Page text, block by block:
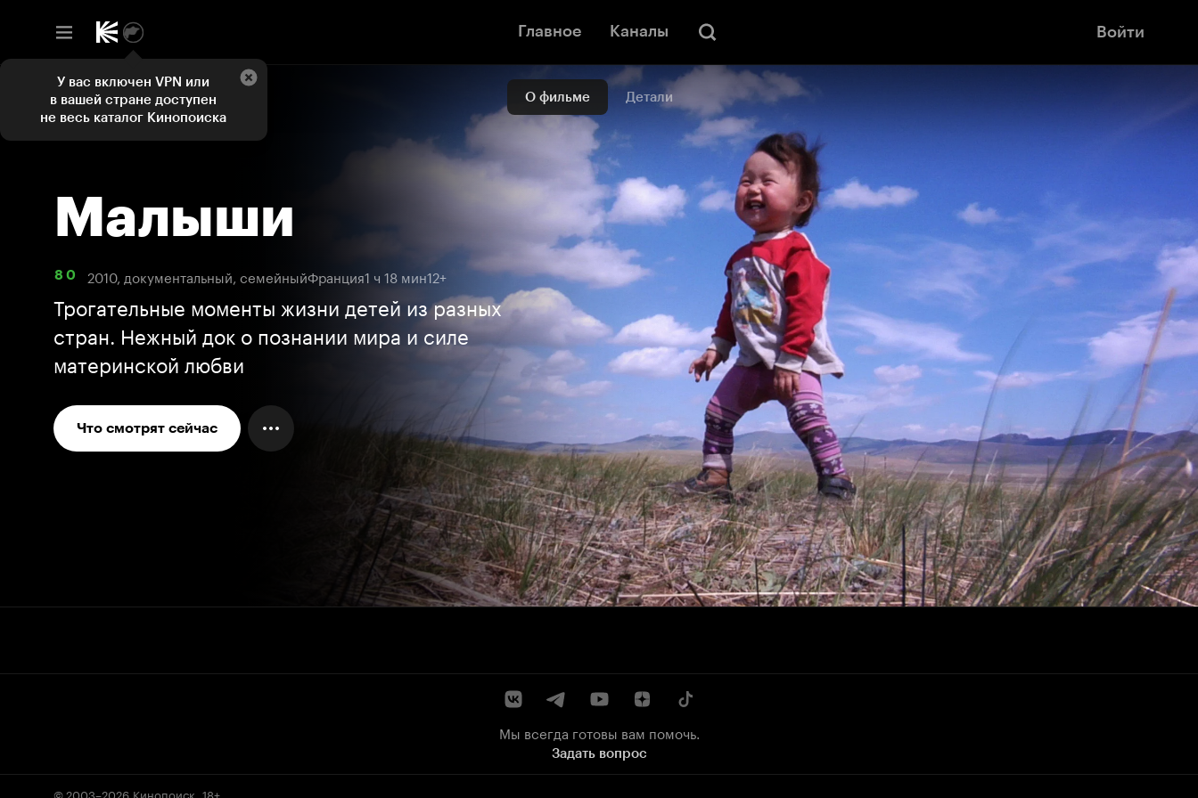
Главное Каналы Войти
О фильме Детали
Малыши
8 0 2010, документальный, семейныйФранция1 ч 18 мин12+
Трогательные моменты жизни детей из разных
стран. Нежный док о познании мира и силе
материнской любви
Что смотрят сейчас
Мы всегда готовы вам помочь.
Задать вопрос
© 2003–2026 Кинопоиск 18+
У вас включен VPN или
в вашей стране доступен
не весь каталог Кинопоиска